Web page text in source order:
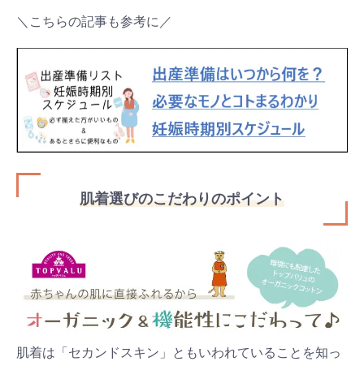
＼こちらの記事も参考に／
肌着選びのこだわりのポイント
肌着は「セカンドスキン」ともいわれていることを知っ